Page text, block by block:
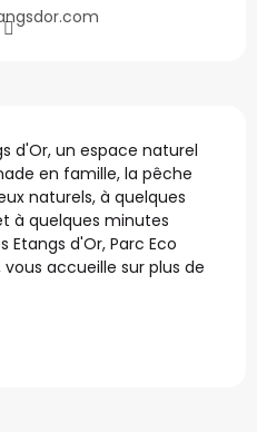
d'Or, un espace naturel
en famille, la pêche
naturels, à quelques
à quelques minutes
Etangs d'Or, Parc Eco
vous accueille sur plus de